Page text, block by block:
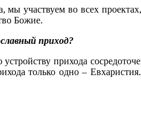
мы участвуем во всех
Божие.
приход?
прихода
только одно –